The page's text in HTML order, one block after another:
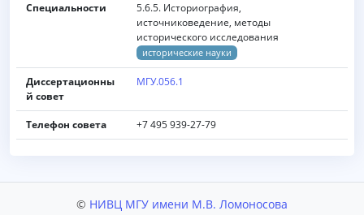
Специальности
5.6.5. Историография,
источниковедение, методы
исторического исследования
исторические науки
Диссертационны
й совет
МГУ.056.1
Телефон совета +7 495 939-27-79
© НИВЦ МГУ имени М.В. Ломоносова